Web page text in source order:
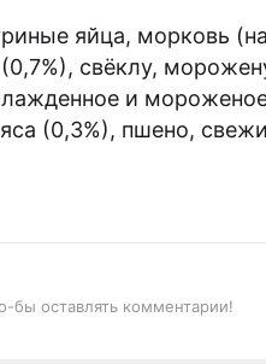
яйца, морковь
свёклу,
и
(0,3%), пшено,
бы оставлять комментарии!